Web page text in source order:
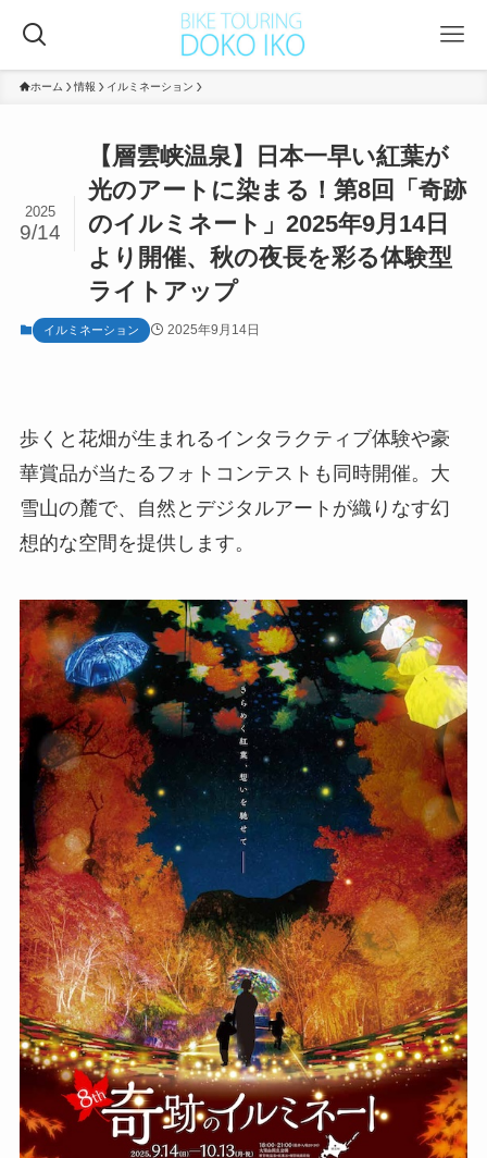
ホーム 情報 イルミネーション
【層雲峡温泉】日本一早い紅葉が
光のアートに染まる！第8回「奇跡
のイルミネート」2025年9月14日
より開催、秋の夜長を彩る体験型
ライトアップ
2025
9/14
イルミネーション 2025年9月14日
歩くと花畑が生まれるインタラクティブ体験や豪
華賞品が当たるフォトコンテストも同時開催。大
雪山の麓で、自然とデジタルアートが織りなす幻
想的な空間を提供します。